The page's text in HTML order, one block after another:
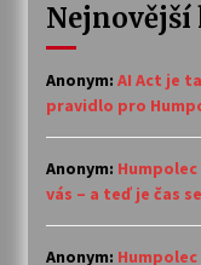
Anonym: AI Act je
pravidlo pro
Anonym:
vás – a teď je čas
Anonym: